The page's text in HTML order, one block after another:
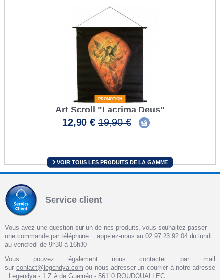
PROMOTION
Art Scroll "Lacrima Deus"
12,90 € 19,90 €
VOIR TOUS LES PRODUITS DE LA GAMME
Service client
Vous avez une question sur un de nos produits, vous souhaitez passer
une commande par téléphone... appelez-nous au 02.97.23.92.04 du lundi
au vendredi de 9h30 à 16h30
Vous pouvez également nous contacter par mail
sur contact@legendya.com ou nous adresser un courrier à notre adresse
: Legendya - 1 Z.A de Guernéo - 56110 ROUDOUALLEC